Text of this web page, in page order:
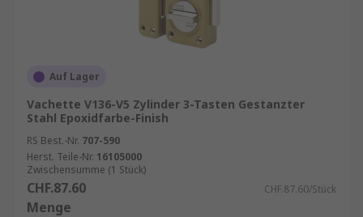
Auf Lager
Vachette V136-V5 Zylinder 3-Tasten Gestanzter
Stahl Epoxidfarbe-Finish
RS Best.-Nr. 707-590
Herst. Teile-Nr. 16105000
Zwischensumme (1 Stück)
CHF.87.60 CHF.87.60/Stück
Menge